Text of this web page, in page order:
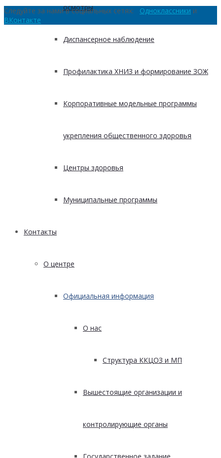
осмотры
Диспансерное наблюдение
Профилактика ХНИЗ и формирование ЗОЖ
Корпоративные модельные программы
укрепления общественного здоровья
Центры здоровья
Муниципальные программы
Контакты
О центре
Официальная информация
О нас
Структура ККЦОЗ и МП
Вышестоящие организации и
контролирующие органы
Следуйте за нами в социальных сетях: Одноклассники и
ВКонтакте